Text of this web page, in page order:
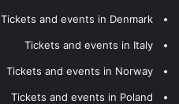
Tickets and events in Denmark
Tickets and events in Italy
Tickets and events in Norway
Tickets and events in Poland